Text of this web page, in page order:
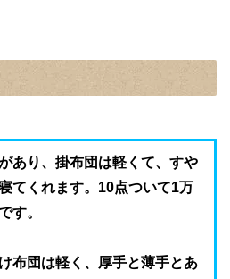
あり、掛布団は軽くて、すや
てくれます。10点ついて1万
す。
布団は軽く、厚手と薄手とあ